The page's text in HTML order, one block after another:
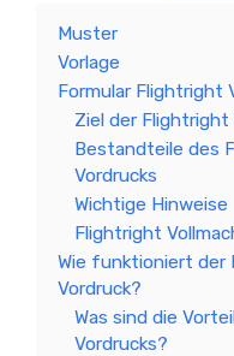
Muster
Vorlage
Formular Flightright
Ziel der Flightright
Bestandteile des
Vordrucks
Wichtige Hinweise
Flightright
Wie funktioniert der
Vordruck?
Was sind die
Vordrucks?